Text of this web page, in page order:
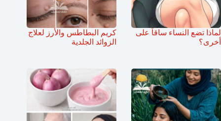
لماذا تضع النساء ساقاً على
أخرى؟
كريم البطاطس والأرز لعلاج
الزوائد الجلدية